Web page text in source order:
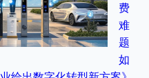
费
难
题
如